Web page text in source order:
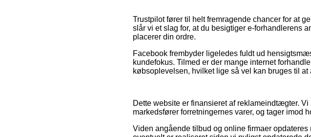
Trustpilot fører til helt fremragende chancer for at
slår vi et slag for, at du besigtiger e-forhandlerens
placerer din ordre.
Facebook frembyder ligeledes fuldt ud
kundefokus. Tilmed er der mange internet
købsoplevelsen, hvilket lige så vel kan bruges til
Dette website er finansieret af reklameindtægter.
markedsfører forretningernes varer, og tager imod
Viden angående tilbud og online firmaer